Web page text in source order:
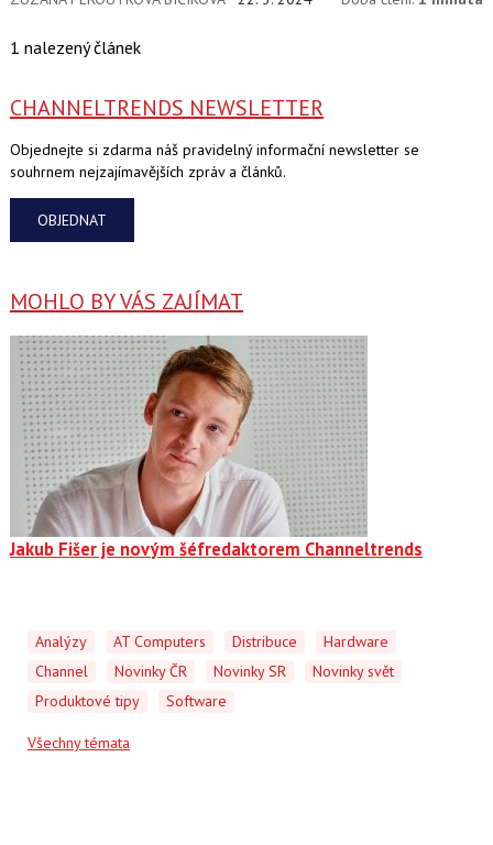
1 nalezený článek
CHANNELTRENDS NEWSLETTER
Objednejte si zdarma náš pravidelný informační newsletter se
souhrnem nejzajímavějších zpráv a článků.
OBJEDNAT
MOHLO BY VÁS ZAJÍMAT
Jakub Fišer je novým šéfredaktorem Channeltrends
Analýzy AT Computers Distribuce
Hardware
Channel
Novinky ČR Novinky SR
Novinky svět
Produktové tipy
Software
Všechny témata